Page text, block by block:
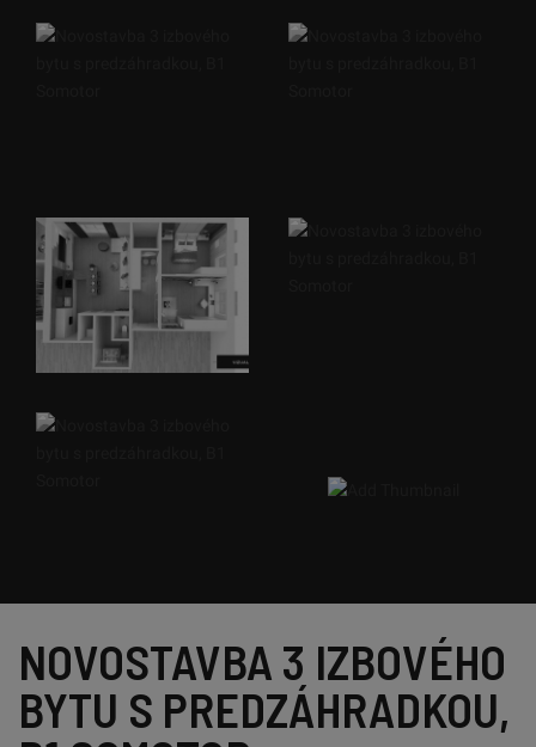
NOVOSTAVBA 3 IZBOVÉHO
BYTU S PREDZÁHRADKOU,